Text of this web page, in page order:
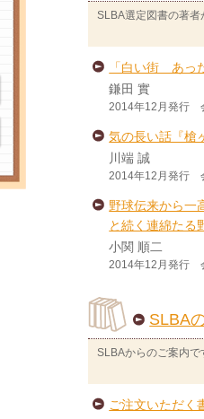
SLBA選定図書の著
「白い街 あっ
鎌田 實
2014年12月発行
気の長い話『槍
川端 誠
2014年12月発行
野球伝来から一
と続く連綿たる
小関 順二
2014年12月発行
SLBA
SLBAからのご案内で
ご注文いただく